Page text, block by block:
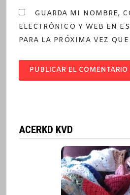
GUARDA MI NOMBRE,
ELECTRÓNICO Y WEB EN
PARA LA PRÓXIMA VEZ
ACERKD KVD